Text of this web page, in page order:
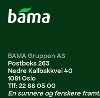
BAMA Gruppen AS
Postboks 263
Nedre Kallbakkvei 40
1081 Oslo
Tlf: 22 88 05 00
En sunnere og ferskere